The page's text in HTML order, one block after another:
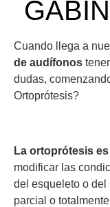
Cuando llega a
de audífonos
dudas,
Ortoprótesis?
La ortoprótesis es
modificar las
del esqueleto o del
parcial o